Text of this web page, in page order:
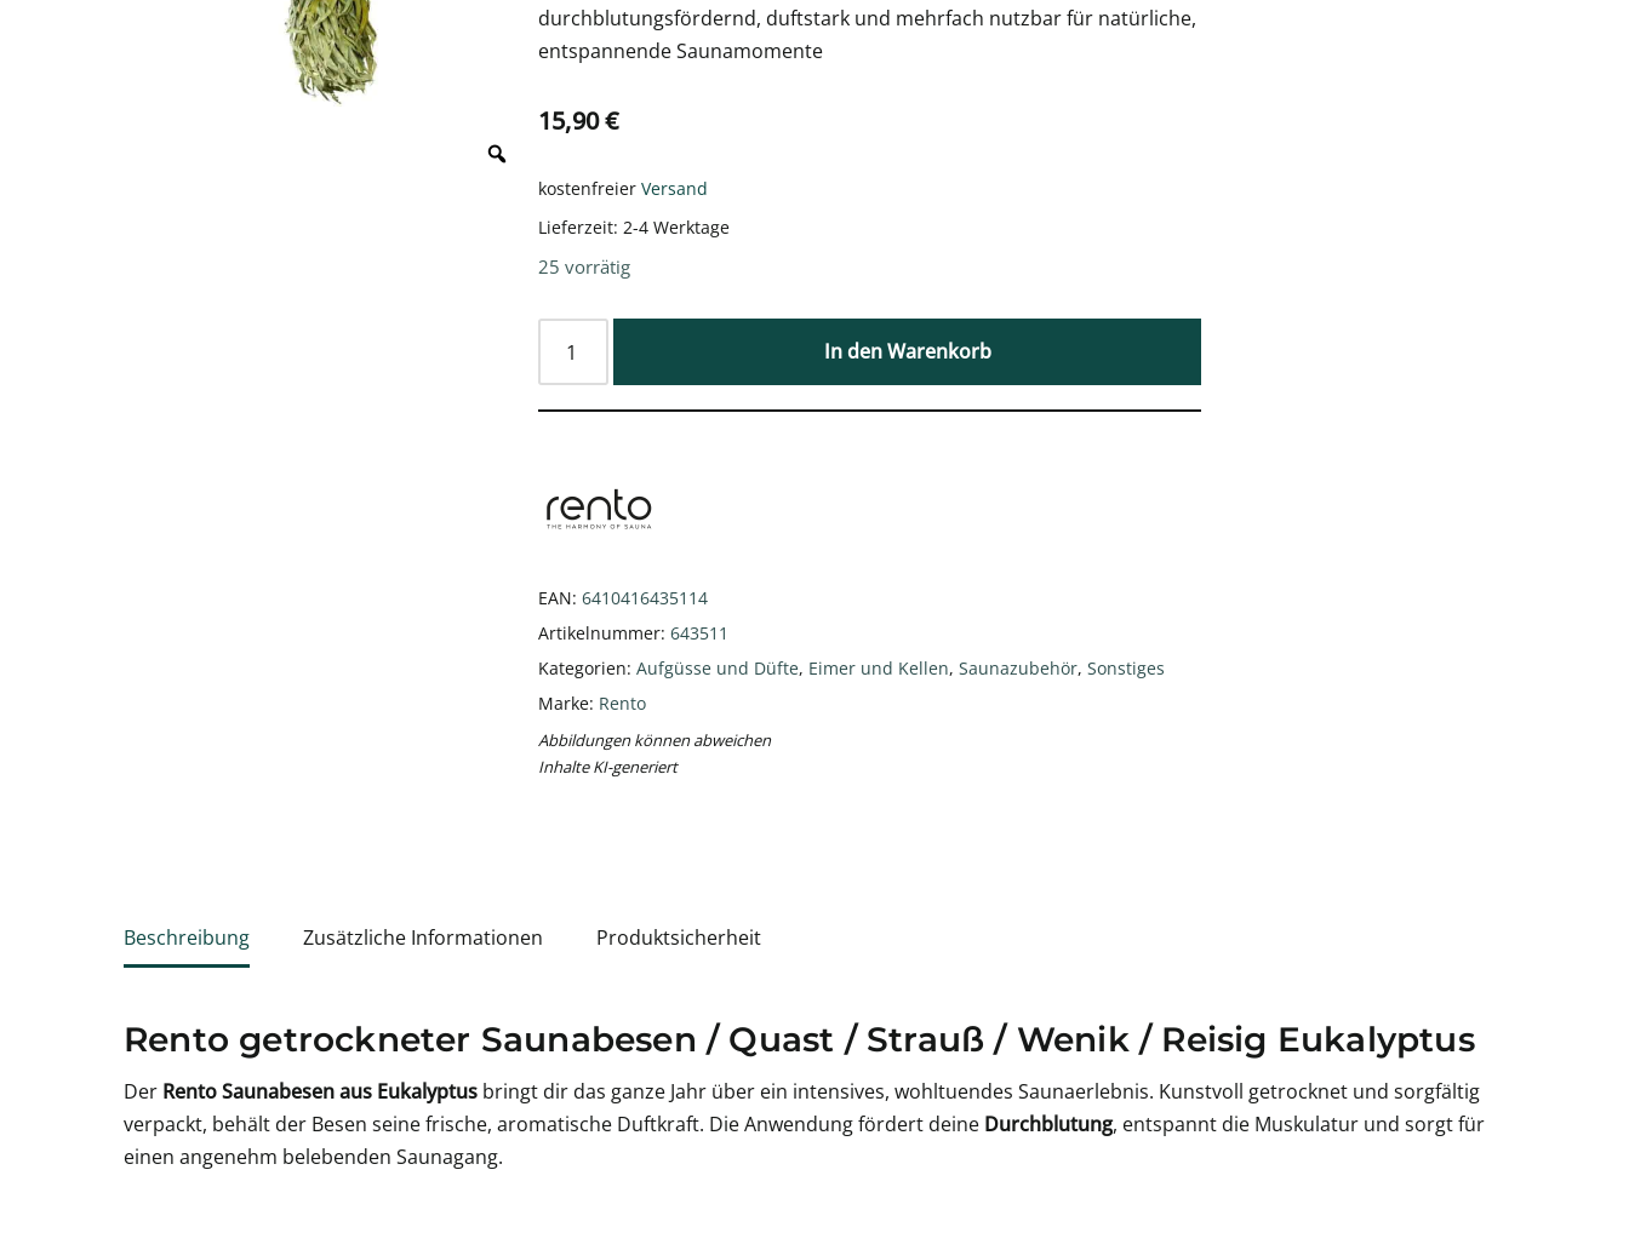
durchblutungsfördernd, duftstark und mehrfach nutzbar für natürliche,
entspannende Saunamomente
15,90€
kostenfreier Versand
Lieferzeit: 2-4 Werktage
25 vorrätig
In den Warenkorb
EAN: 6410416435114
Artikelnummer: 643511
Kategorien: Aufgüsse und Düfte, Eimer und Kellen, Saunazubehör, Sonstiges
Marke: Rento
Abbildungen können abweichen
Inhalte KI-generiert
Beschreibung Zusätzliche Informationen Produktsicherheit
Rento getrockneter Saunabesen / Quast / Strauß / Wenik / Reisig Eukalyptus
Der Rento Saunabesen aus Eukalyptus bringt dir das ganze Jahr über ein intensives, wohltuendes Saunaerlebnis. Kunstvoll getrocknet und sorgfältig
verpackt, behält der Besen seine frische, aromatische Duftkraft. Die Anwendung fördert deine Durchblutung, entspannt die Muskulatur und sorgt für
einen angenehm belebenden Saunagang.